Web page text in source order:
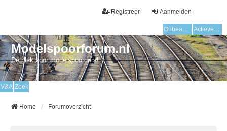
Aanmelden
Registreer
Onbeantwoorde onderwerpen Actieve onderwerpen
Modelspoorforum.nl
De plek voor modelspoorders!
V&A Zoek
Home Forumoverzicht